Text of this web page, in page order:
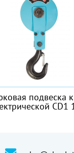
прочности 10, EN